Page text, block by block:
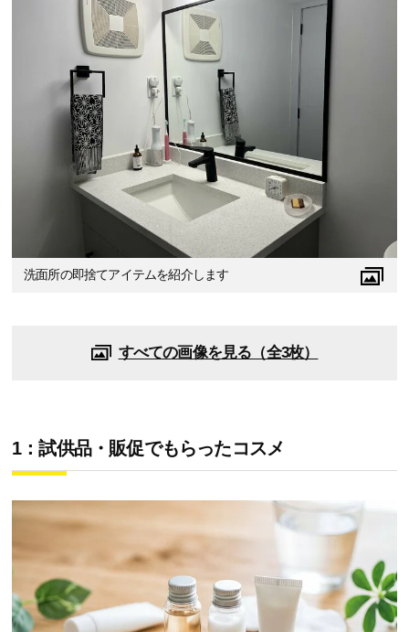
洗面所の即捨てアイテムを紹介します
すべての画像を見る（全3枚）
1：試供品・販促でもらったコスメ